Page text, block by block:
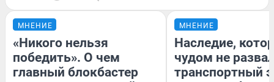
МНЕНИЕ
«Никого нельзя
победить». О чем
главный блокбастер
МНЕНИЕ
Наследие,
чудом не
транспортный